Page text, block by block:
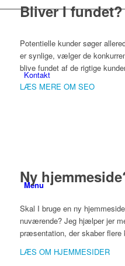
Kontakt
Menu
Bliver I fundet?
Potentielle kunder søger
er synlige, vælger de
blive fundet af de rigtige
LÆS MERE OM SEO
Ny
Skal I bruge en ny
nuværende? Jeg hjælper jer
præsentation, der skaber flere
LÆS OM HJEMMESIDER